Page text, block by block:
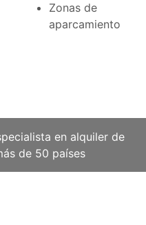
Zonas de
aparcamiento
en alquiler de
de 50 países